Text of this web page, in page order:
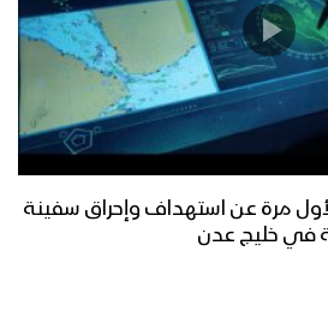
مرة عن استهداف وإحراق سفينة
في خليج عدن